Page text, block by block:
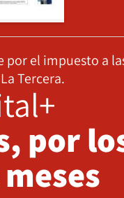
por el impuesto a
Tercera.
por